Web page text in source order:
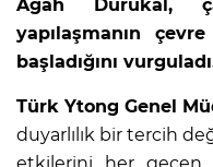
Agah Durukal,
yapılaşmanın
başladığını
Türk Ytong Genel
duyarlılık bir tercih